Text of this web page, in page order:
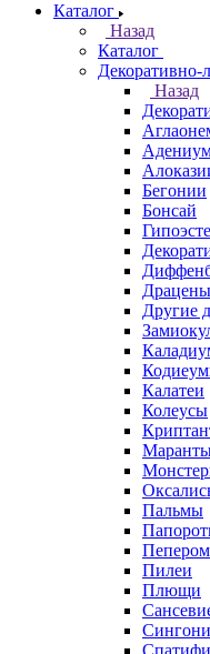
Каталог
Назад
Каталог
Декоративно-
Назад
Бегонии
Бонсай
Драцены
Другие
Калатеи
Колеусы
Пальмы
Пилеи
Плющи